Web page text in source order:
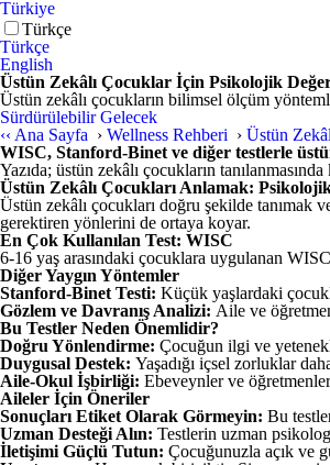
Türkiye
Türkçe
Türkçe
English
Üstün Zekâlı Çocuklar İçin Psikolojik
Üstün zekâlı çocukların bilimsel ölçüm
Sürdürülebilir Gelecek
‹‹ Ana Sayfa › Wellness Rehberi › Üstün
WISC, Stanford-Binet ve diğer testlerle
Yazıda; üstün zekâlı çocukların
Üstün Zekâlı Çocukları Anlamak:
Üstün zekâlı çocukları doğru şekilde tanımak
gerektiren yönlerini de ortaya koyar.
En Çok Kullanılan Test: WISC
6-16 yaş arasındaki çocuklara uygulanan
Diğer Yaygın Yöntemler
Stanford-Binet Testi: Küçük yaşlardaki
Gözlem ve Davranış Analizi: Aile ve
Bu Testler Neden Önemlidir?
Doğru Yönlendirme: Çocuğun ilgi ve
Duygusal Destek: Yaşadığı içsel zorluklar
Aile-Okul İşbirliği: Ebeveynler ve
Aileler İçin Öneriler
Sonuçları Etiket Olarak Görmeyin: Bu
Uzman Desteği Alın: Testlerin uzman
İletişimi Güçlü Tutun: Çocuğunuzla açık ve